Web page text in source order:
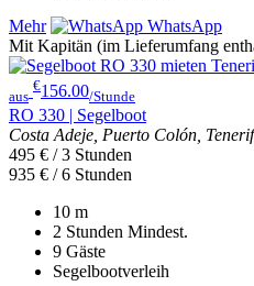
Mehr
WhatsApp
Mit Kapitän (im Lieferumfang
aus
€156.00/Stunde
RO 330 | Segelboot
Costa Adeje, Puerto Colón,
495 € / 3 Stunden
935 € / 6 Stunden
10 m
2 Stunden Mindest.
9 Gäste
Segelbootverleih